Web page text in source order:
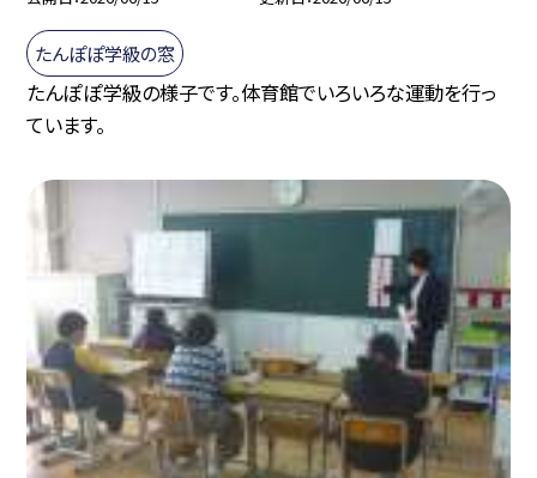
たんぽぽ学級の窓
たんぽぽ学級の様子です。体育館でいろいろな運動を行っ
ています。